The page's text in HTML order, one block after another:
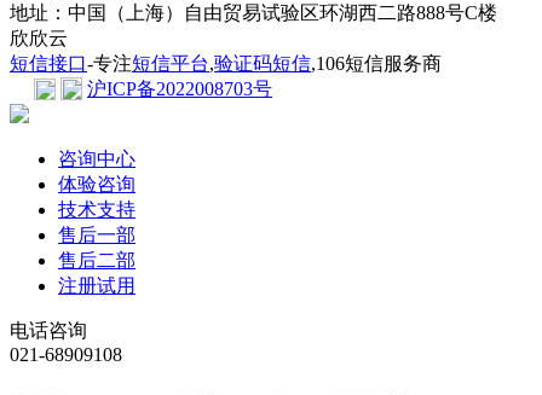
地址：中国（上海）自由贸易试验区环湖西二路888号C楼
欣欣云
短信接口-专注短信平台,验证码短信,106短信服务商
沪ICP备2022008703号
咨询中心
体验咨询
技术支持
售后一部
售后二部
注册试用
电话咨询
021-68909108